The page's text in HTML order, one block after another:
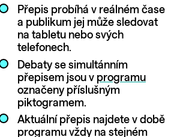
Přepis probíhá v reálném čase
a publikum jej může sledovat
na tabletu nebo svých
telefonech.
Debaty se simultánním
přepisem jsou v programu
označeny příslušným
piktogramem.
Aktuální přepis najdete v době
programu vždy na stejném